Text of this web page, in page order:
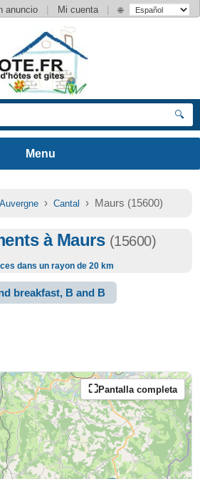
anuncio | Mi cuenta | 🌐
🔍
Auvergne› Cantal › Maurs (15600)
à Maurs (15600)
dans un rayon de 20 km
breakfast, B and B
Pantalla completa